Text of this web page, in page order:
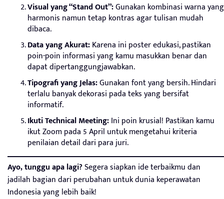
Visual yang “Stand Out”:Gunakan kombinasi warna yang
harmonis namun tetap kontras agar tulisan mudah
dibaca.
Data yang Akurat:Karena ini poster edukasi, pastikan
poin-poin informasi yang kamu masukkan benar dan
dapat dipertanggungjawabkan.
Tipografi yang Jelas:Gunakan font yang bersih. Hindari
terlalu banyak dekorasi pada teks yang bersifat
informatif.
Ikuti Technical Meeting:Ini poin krusial! Pastikan kamu
ikut Zoom pada 5 April untuk mengetahui kriteria
penilaian detail dari para juri.
Ayo, tunggu apa lagi?Segera siapkan ide terbaikmu dan
jadilah bagian dari perubahan untuk dunia keperawatan
Indonesia yang lebih baik!